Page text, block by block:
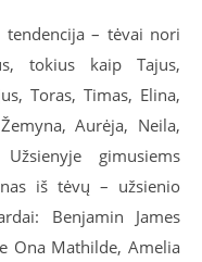
tendencija – tėvai nori
tokius kaip Tajus,
Toras, Timas, Elina,
Aurėja, Neila,
gimusiems
iš tėvų – užsienio
Benjamin James
Ona Mathilde, Amelia